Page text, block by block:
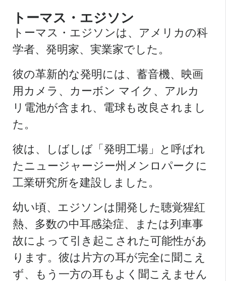
トーマス・エジソン
トーマス・エジソンは、アメリカの科
学者、発明家、実業家でした。
彼の革新的な発明には、蓄音機、映画
用カメラ、カーボン マイク、アルカ
リ電池が含まれ、電球も改良されまし
た。
彼は、しばしば「発明工場」と呼ばれ
たニュージャージー州メンロパークに
工業研究所を建設しました。
幼い頃、エジソンは開発した聴覚猩紅
熱、多数の中耳感染症、または列車事
故によって引き起こされた可能性があ
ります。彼は片方の耳が完全に聞こえ
ず、もう一方の耳もよく聞こえません